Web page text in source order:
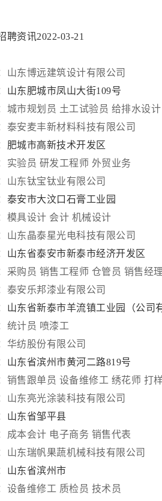
聘资讯2022-03-21
山东博远建筑设计有限公司
山东肥城市凤山大街109号
城市规划员 土工试验员 给排水设计
泰安麦丰新材料科技有限公司
肥城市高新技术开发区
实验员 研发工程师 外贸业务
山东钛宝钛业有限公司
泰安市大汶口石膏工业园
模具设计 会计 机械设计
山东晶泰星光电科技有限公司
山东省泰安市新泰市经济开发区
采购员 销售工程师 仓管员 销售经理
泰安乐邦漆业有限公司
山东省新泰市羊流镇工业园（公司
统计员 喷漆工
华纺股份有限公司
山东省滨州市黄河二路819号
销售跟单员 设备维修工 绣花师 打
山东亮光涂装科技有限公司
山东省邹平县
成本会计 电子商务 销售代表
山东瑞帆果蔬机械科技有限公司
山东省滨州市
设备维修工 质检员 技术员